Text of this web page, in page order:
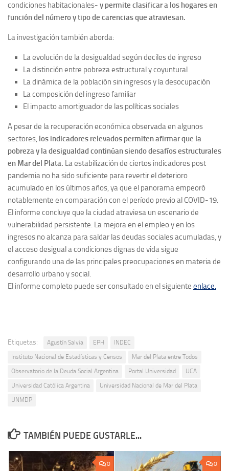
condiciones habitacionales- y permite clasificar a los hogares en
función del número y tipo de carencias que atraviesan.
La investigación también aborda:
La evolución de la desigualdad según deciles de ingreso
La distinción entre pobreza estructural y coyuntural
La dinámica de la población sin ingresos y la desocupación
La composición del ingreso familiar
El impacto amortiguador de las políticas sociales
A pesar de la recuperación económica observada en algunos
sectores, los indicadores relevados permiten afirmar que la
pobreza y la desigualdad continúan siendo desafíos estructurales
en Mar del Plata. La estabilización de ciertos indicadores post
pandemia no ha sido suficiente para revertir el deterioro
acumulado en los últimos años, ya que el panorama empeoró
notablemente en comparación con el período previo al COVID-19.
El informe concluye que la ciudad atraviesa un escenario de
vulnerabilidad persistente. La mejora en el empleo y en los
ingresos no alcanza para saldar las deudas sociales acumuladas, y
el acceso desigual a condiciones dignas de vida sigue
configurando una de las principales preocupaciones en materia de
desarrollo urbano y social.
El informe completo puede ser consultado en el siguiente enlace.
Etiquetas: Agustín Salvia EPH
INDEC
Instituto Nacional de Estadísticas y Censos
Mar del Plata entre Todos
Observatorio de la Deuda Social Argentina
Portal Universidad
UCA
Universidad Católica Argentina
Universidad Nacional de Mar del Plata
UNMDP
TAMBIÉN PUEDE GUSTARLE...
0 0